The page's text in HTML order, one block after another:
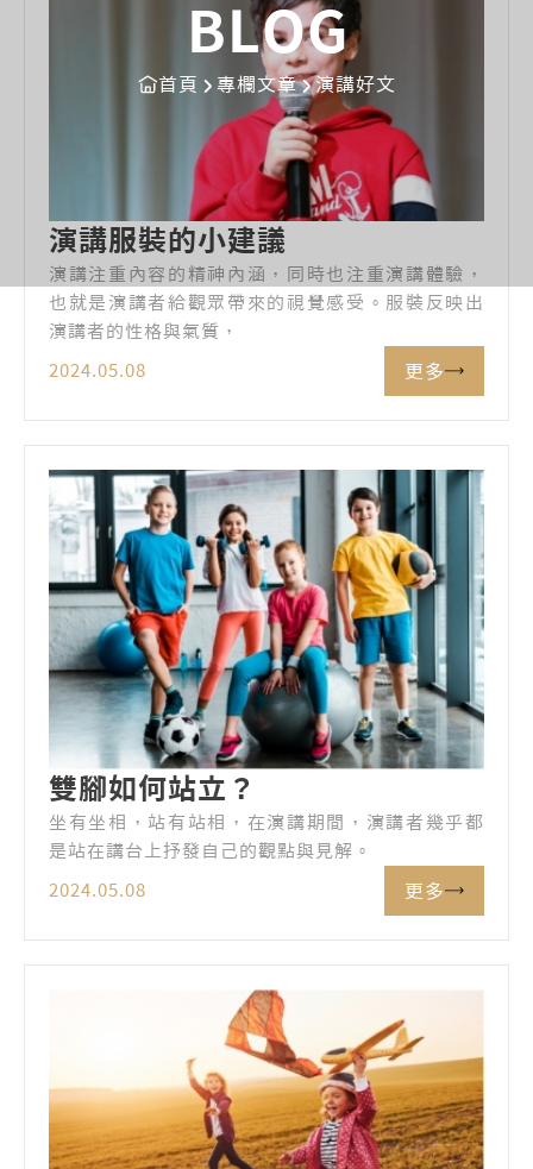
BLOG
首頁 專欄文章 演講好文
演講服裝的小建議
演講注重內容的精神內涵，同時也注重演講體驗，
也就是演講者給觀眾帶來的視覺感受。服裝反映出
演講者的性格與氣質，
2024.05.08 更多
雙腳如何站立？
坐有坐相，站有站相，在演講期間，演講者幾乎都
是站在講台上抒發自己的觀點與見解。
2024.05.08 更多